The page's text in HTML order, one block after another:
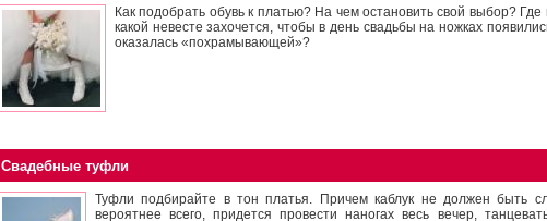
Как подобрать обувь к платью? На чем остановить свой выбор?
какой невесте захочется, чтобы в день свадьбы на ножках
оказалась «похрамывающей»?
Свадебные туфли
Туфли подбирайте в тон платья. Причем каблук не должен быть
вероятнее всего, придется провести наногах весь вечер,